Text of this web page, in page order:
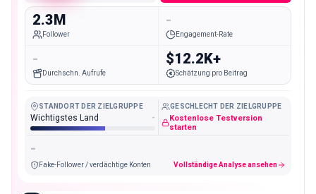
2.3M
Follower
-
Engagement-Rate
-
Durchschn. Aufrufe
$12.2K+
Schätzung pro Beitrag
STANDORT DER ZIELGRUPPE
Wichtigstes Land -
GESCHLECHT DER ZIELGRUPPE
Kostenlose Testversion
starten
-
Fake-Follower / verdächtige Konten Vollständige Analyse ansehen